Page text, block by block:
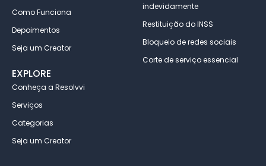
Como Funciona
Depoimentos
Seja um Creator
indevidamente
Restituição do INSS
Bloqueio de redes sociais
Corte de serviço essencial
EXPLORE
Conheça a Resolvvi
Serviços
Categorias
Seja um Creator